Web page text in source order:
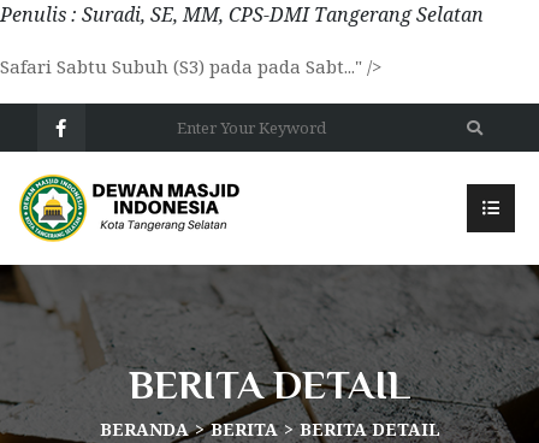
Penulis : Suradi, SE, MM, CPS-DMI Tangerang Selatan
Safari Sabtu Subuh (S3) pada pada Sabt..." />
BERITA DETAIL
BERANDA BERITA BERITA DETAIL